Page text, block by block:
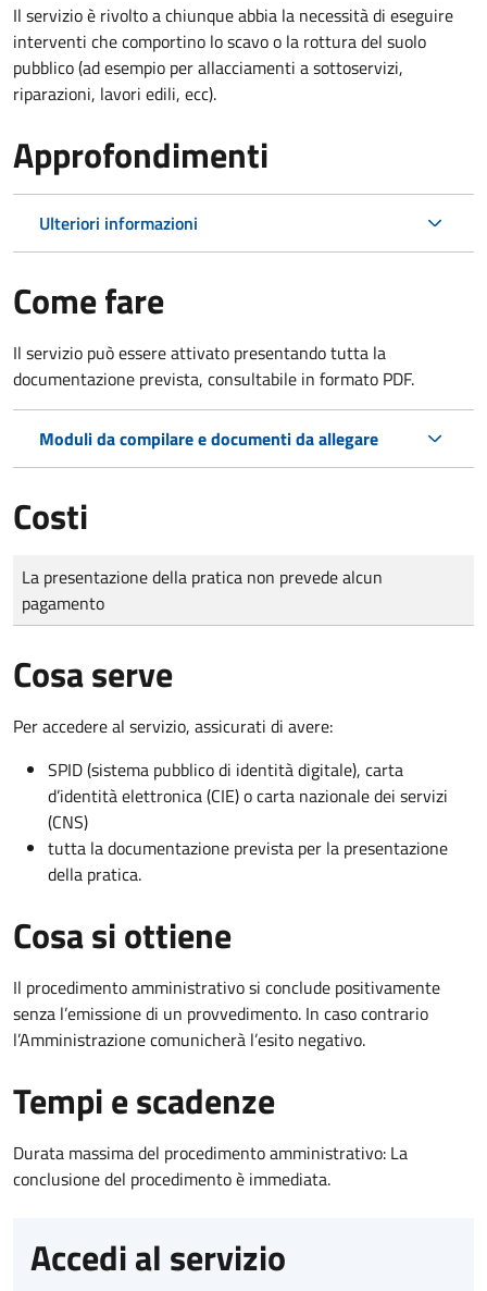
Il servizio è rivolto a chiunque abbia la necessità di eseguire
interventi che comportino lo scavo o la rottura del suolo
pubblico (ad esempio per allacciamenti a sottoservizi,
riparazioni, lavori edili, ecc).
Approfondimenti
Ulteriori informazioni
Come fare
Il servizio può essere attivato presentando tutta la
documentazione prevista, consultabile in formato PDF.
Moduli da compilare e documenti da allegare
Costi
Tipo di pagamento
Importo
La presentazione della pratica non prevede alcun
pagamento
Cosa serve
Per accedere al servizio, assicurati di avere:
SPID (sistema pubblico di identità digitale), carta
d’identità elettronica (CIE) o carta nazionale dei servizi
(CNS)
tutta la documentazione prevista per la presentazione
della pratica.
Cosa si ottiene
Il procedimento amministrativo si conclude positivamente
senza l’emissione di un provvedimento. In caso contrario
l’Amministrazione comunicherà l’esito negativo.
Tempi e scadenze
Durata massima del procedimento amministrativo: La
conclusione del procedimento è immediata.
Accedi al servizio